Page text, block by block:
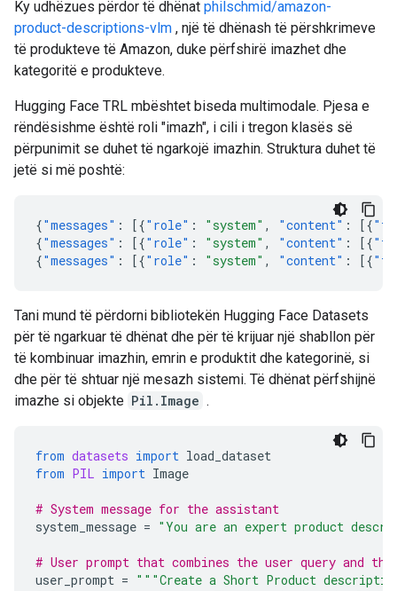
Ky udhëzues përdor të dhënat philschmid/amazon-
product-descriptions-vlm , një të dhënash të përshkrimeve
të produkteve të Amazon, duke përfshirë imazhet dhe
kategoritë e produkteve.
Hugging Face TRL mbështet biseda multimodale. Pjesa e
rëndësishme është roli "imazh", i cili i tregon klasës së
përpunimit se duhet të ngarkojë imazhin. Struktura duhet të
jetë si më poshtë:
{"messages" : [{"role" : "system" , "content" : [{
{"messages" : [{"role" : "system" , "content" : [{
{"messages" : [{"role" : "system" , "content" : [{
Tani mund të përdorni bibliotekën Hugging Face Datasets
për të ngarkuar të dhënat dhe për të krijuar një shabllon për
të kombinuar imazhin, emrin e produktit dhe kategorinë, si
dhe për të shtuar një mesazh sistemi. Të dhënat përfshijnë
imazhe si objekte Pil.Image .
from datasets import load_dataset
from PIL import Image
# System message for the assistant
system_message = "You are an expert product
# User prompt that combines the user query and the
user_prompt = """Create a Short Product description